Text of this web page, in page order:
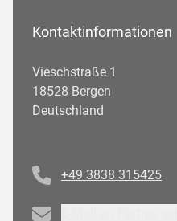
Kontaktinformationen
Vieschstraße 1
18528 Bergen
Deutschland
+49 3838 315425
Email